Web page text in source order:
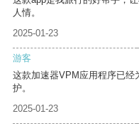
人情。
2025-01-23
游客
这款加速器VPM应用程序已经
护。
2025-01-23